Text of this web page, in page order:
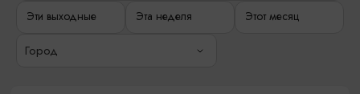
Эти выходные Эта неделя Этот месяц
Город